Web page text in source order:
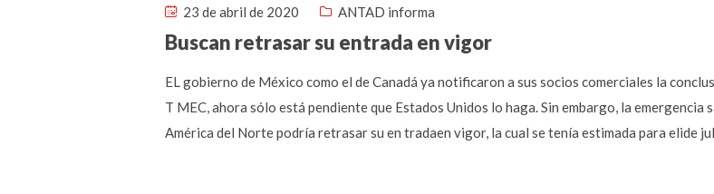
23 de abril de 2020 ANTAD informa
Buscan retrasar su entrada en vigor
EL gobierno de México como el de Canadá ya notificaron a sus socios comerciales la
T MEC, ahora sólo está pendiente que Estados Unidos lo haga. Sin embargo, la
América del Norte podría retrasar su en tradaen vigor, la cual se tenía estimada para elide